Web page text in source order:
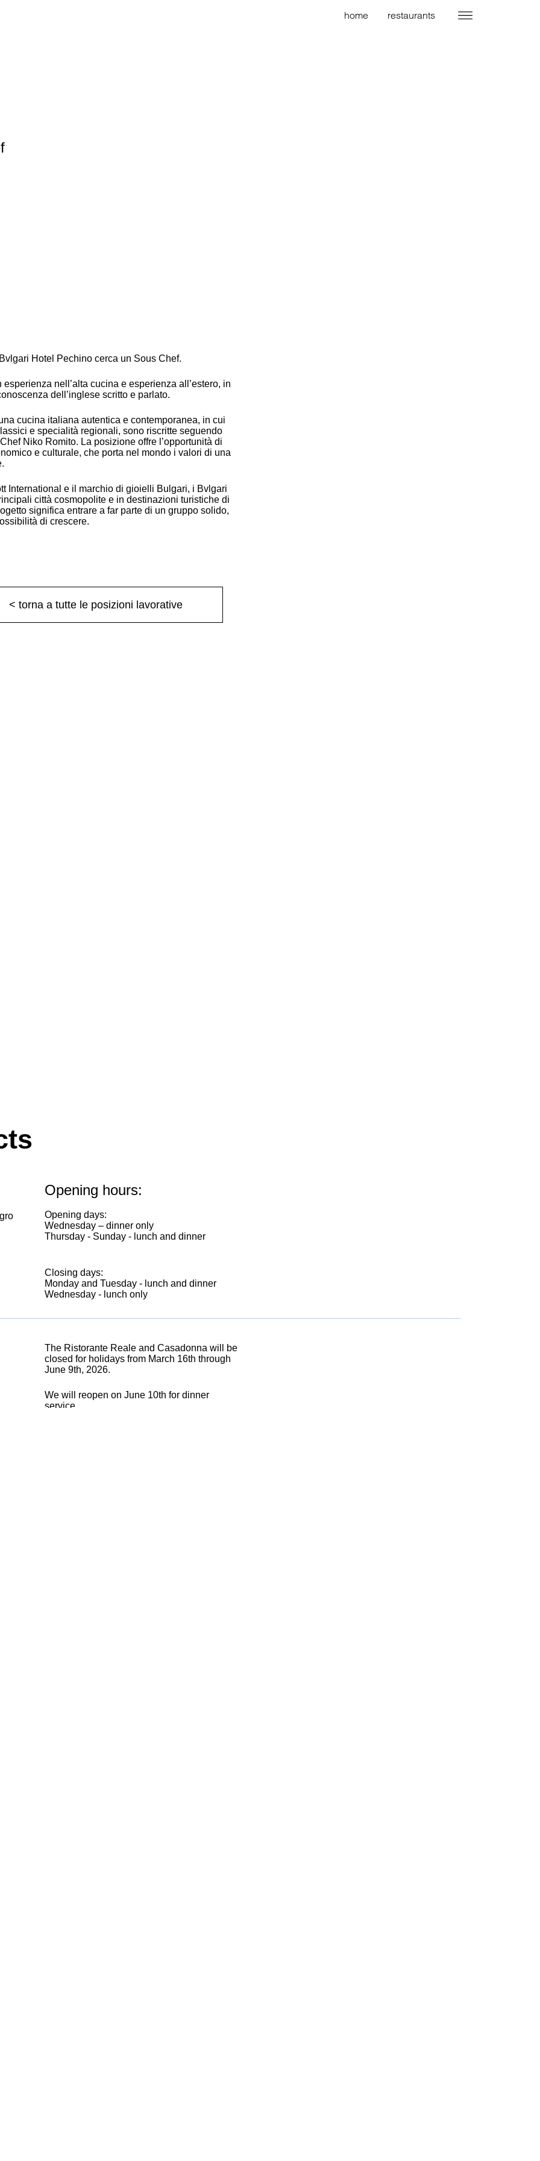
home restaurants
Hotel Pechino cerca un Sous Chef.
nell’alta cucina e esperienza all’estero, in
dell’inglese scritto e parlato.
cucina italiana autentica e contemporanea, in cui
e specialità regionali, sono riscritte seguendo
Niko Romito. La posizione offre l’opportunità di
e culturale, che porta nel mondo i valori di una
International e il marchio di gioielli Bulgari, i Bvlgari
città cosmopolite e in destinazioni turistiche di
significa entrare a far parte di un gruppo solido,
di crescere.
< torna a tutte le posizioni lavorative
Opening hours:
Opening days:
Wednesday – dinner only
Thursday - Sunday - lunch and dinner
Closing days:
Monday and Tuesday - lunch and dinner
Wednesday - lunch only
The Ristorante Reale and Casadonna will be
closed for holidays from March 16th through
June 9th, 2026.
We will reopen on June 10th for dinner
service.